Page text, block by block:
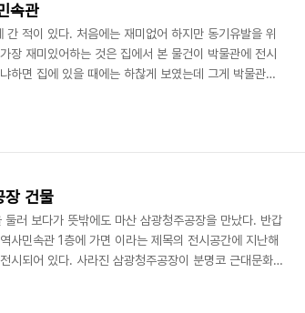
속관
적이 있다. 처음에는 재미없어 하지만 동기유발을 위
장 재미있어하는 것은 집에서 본 물건이 박물관에 전시
하면 집에 있을 때에는 하찮게 보였는데 그게 박물관에
. 잘 보이는 곳에 놓고는 이리 보고 저리 보면서 아빠,
리다가 그만 잃어버렸다. 그런데 어느 날 박물..
장 건물
러 보다가 뜻밖에도 마산 삼광청주공장을 만났다. 반갑
사민속관 1층에 가면 이라는 제목의 전시공간에 지난해
시되어 있다. 사라진 삼광청주공장이 분명코 근대문화유
속관에 전시해 놓은 게 보는 이의 마음을 더욱 허전하게